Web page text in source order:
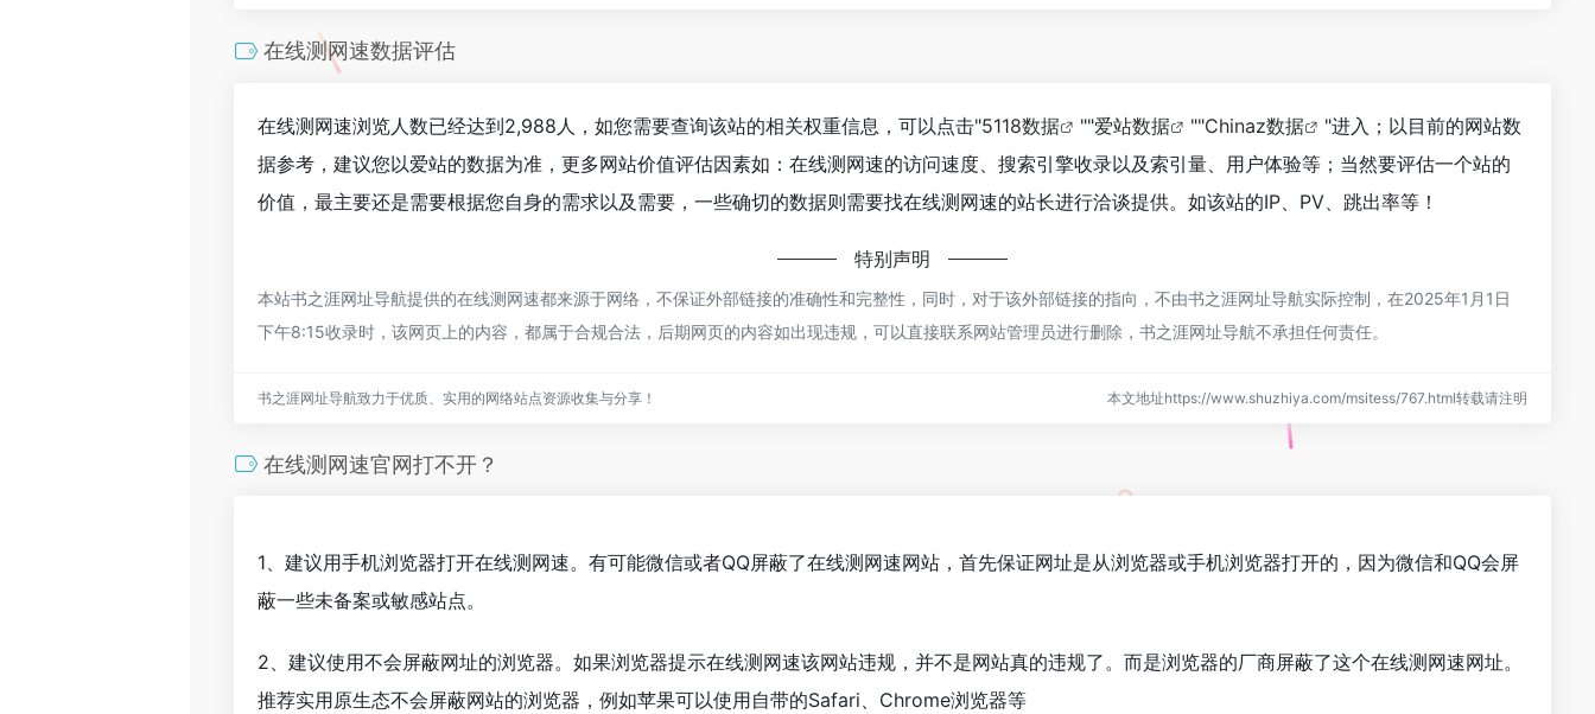
在线测网速数据评估
在线测网速浏览人数已经达到2,988人，如您需要查询该站的相关权重信息，可以点击"5118数据 ""爱站数据 ""Chinaz数据
"进入；以目前的网站数
据参考，建议您以爱站的数据为准，更多网站价值评估因素如：在线测网速的访问速度、搜索引擎收录以及索引量、用户体验等；当然要评估一个站的
价值，最主要还是需要根据您自身的需求以及需要，一些确切的数据则需要找在线测网速的站长进行洽谈提供。如该站的IP、PV、跳出率等！
特别声明
本站书之涯网址导航提供的在线测网速都来源于网络，不保证外部链接的准确性和完整性，同时，对于该外部链接的指向，不由书之涯网址导航实际控制，在2025年1月1日
下午8:15收录时，该网页上的内容，都属于合规合法，后期网页的内容如出现违规，可以直接联系网站管理员进行删除，书之涯网址导航不承担任何责任。
书之涯网址导航致力于优质、实用的网络站点资源收集与分享！ 本文地址https://www.shuzhiya.com/msitess/767.html转载请注明
在线测网速官网打不开？
1、建议用手机浏览器打开在线测网速。有可能微信或者QQ屏蔽了在线测网速网站，首先保证网址是从浏览器或手机浏览器打开的，因为微信和QQ会屏
蔽一些未备案或敏感站点。
2、建议使用不会屏蔽网址的浏览器。如果浏览器提示在线测网速该网站违规，并不是网站真的违规了。而是浏览器的厂商屏蔽了这个在线测网速网址。
推荐实用原生态不会屏蔽网站的浏览器，例如苹果可以使用自带的Safari、Chrome浏览器等